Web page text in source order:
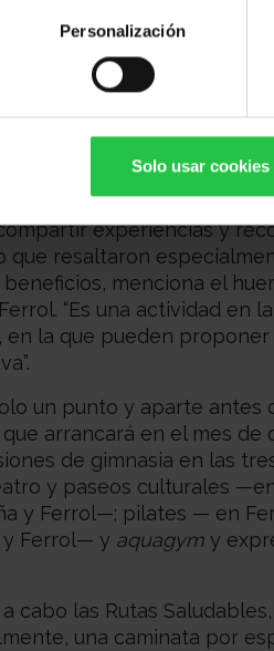
Personalización
Solo usar cookies
componente
un proceso
afirma que los
mostraron muy
actividad, valoraron
programa. El hecho de
experiencias y
resaltaron
menciona el
“Es una actividad en
la que pueden proponer
un punto y aparte antes
arrancará en el mes de
de gimnasia en las
y paseos culturales
y Ferrol—; pilates — en
y Ferrol— y aquagym y
cabo las Rutas
una caminata por